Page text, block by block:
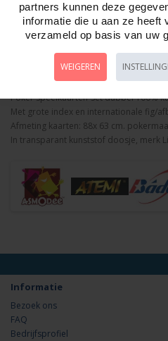
Omschrijving Foto hoge
Poker speelkaarten-Set dubbel 100%
Met grote index en internationale fig/
Afmeting kaarten: 88x 63 cm.
In transparant kunststof doosje, merk
Informatie
Bezoek ons
FAQ
Bedrijfsprofiel
partners kunnen deze
informatie die u aan ze heeft
verzameld op basis van uw
WEIGEREN